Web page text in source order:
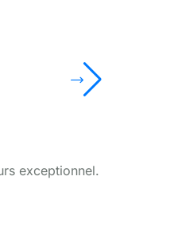
exceptionnel.